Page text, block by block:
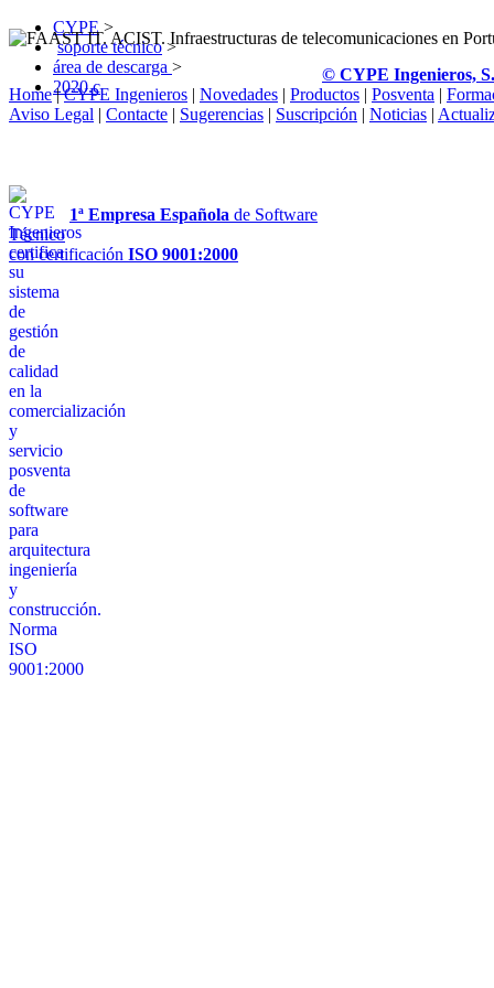
CYPE >
soporte técnico>
área de descarga >
2020.c
© CYPE Ingenieros,
Home|CYPE Ingenieros | Novedades | Productos | Posventa |
Aviso Legal | Contacte | Sugerencias | Suscripción | Noticias |
1ª Empresa Española de Software
Técnico
con certificación ISO 9001:2000